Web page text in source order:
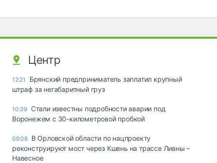
Центр
12:21
Брянский предприниматель заплатил крупный
штраф за негабаритный груз
10:39 Стали известны подробности аварии под
Воронежем с 30-километровой пробкой
09.08 В Орловской области по нацпроекту
реконструируют мост через Кшень на трассе Ливны –
Навесное